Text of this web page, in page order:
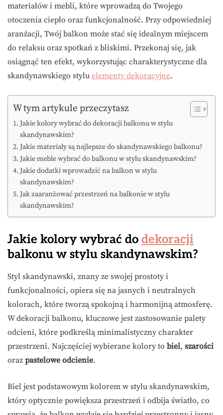
materiałów i mebli, które wprowadzą do Twojego
otoczenia ciepło oraz funkcjonalność. Przy odpowiedniej
aranżacji, Twój balkon może stać się idealnym miejscem
do relaksu oraz spotkań z bliskimi. Przekonaj się, jak
osiągnąć ten efekt, wykorzystując charakterystyczne dla
skandynawskiego stylu elementy dekoracyjne.
W tym artykule przeczytasz
Jakie kolory wybrać do dekoracji balkonu w stylu
skandynawskim?
Jakie materiały są najlepsze do skandynawskiego balkonu?
Jakie meble wybrać do balkonu w stylu skandynawskim?
Jakie dodatki wprowadzić na balkon w stylu
skandynawskim?
Jak zaaranżować przestrzeń na balkonie w stylu
skandynawskim?
Jakie kolory wybrać do dekoracji
balkonu w stylu skandynawskim?
Styl skandynawski, znany ze swojej prostoty i
funkcjonalności, opiera się na jasnych i neutralnych
kolorach, które tworzą spokojną i harmonijną atmosferę.
W dekoracji balkonu, kluczowe jest zastosowanie palety
odcieni, które podkreślą minimalistyczny charakter
przestrzeni. Najczęściej wybierane kolory to biel, szarości
oraz pastelowe odcienie.
Biel jest podstawowym kolorem w stylu skandynawskim,
który optycznie powiększa przestrzeń i odbija światło, co